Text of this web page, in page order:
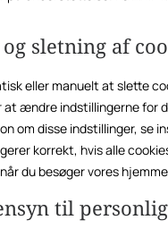
sletning af
eller manuelt at slette
at ændre indstillingerne
om disse indstillinger,
korrekt, hvis alle
du besøger vores
til